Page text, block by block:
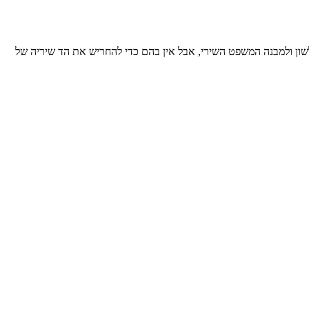
ולמבנה המשפט השירי, אבל אין בהם כדי להחריש את הד שיריה של